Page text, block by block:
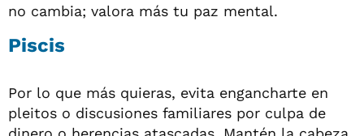
no cambia; valora más tu paz mental.
Piscis
Por lo que más quieras, evita engancharte en
pleitos o discusiones familiares por culpa de